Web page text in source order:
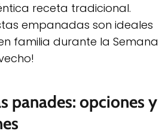
receta tradicional.
empanadas son ideales
familia durante la Semana
panades: opciones y